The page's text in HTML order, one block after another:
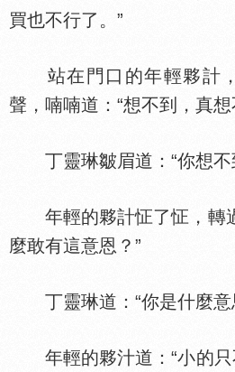
買也不行了。”
站在門口的年輕夥計，
聲，喃喃道：“想不到，真
丁靈琳皺眉道：“你想不
年輕的夥計怔了怔，轉
麼敢有這意恩？”
丁靈琳道：“你是什麼意
年輕的夥汁道：“小的只